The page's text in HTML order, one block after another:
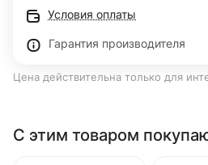
Условия оплаты
Гарантия производителя
Цена действительна только для
С этим товаром